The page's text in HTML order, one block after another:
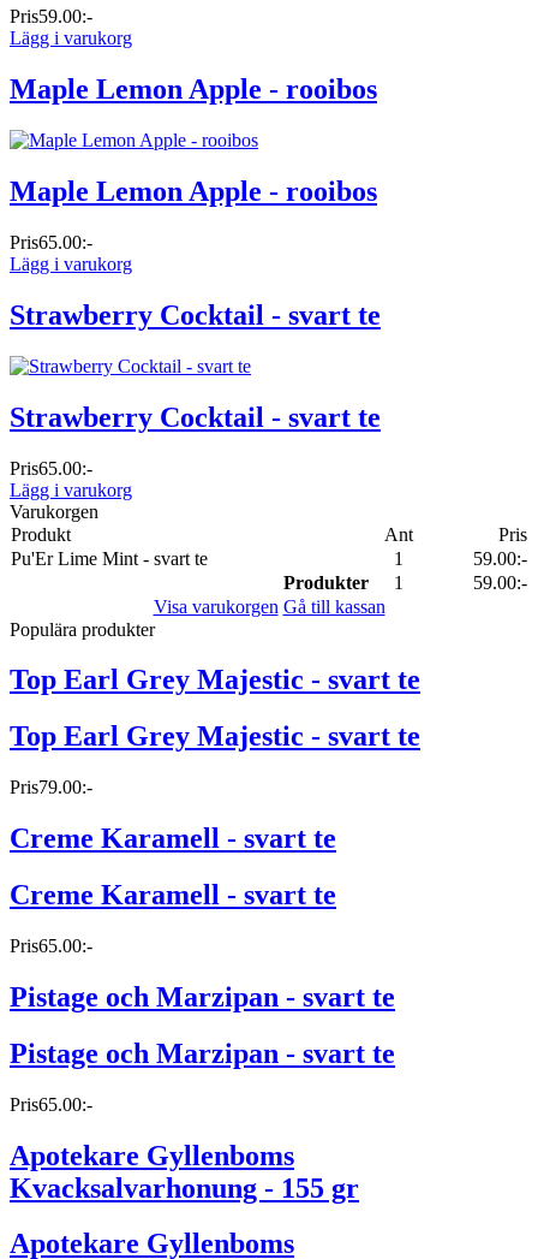
Pris59.00:-
Lägg i varukorg
Maple Lemon Apple - rooibos
Maple Lemon Apple - rooibos
Pris65.00:-
Lägg i varukorg
Strawberry Cocktail - svart te
Strawberry Cocktail - svart te
Pris65.00:-
Lägg i varukorg
Varukorgen
Produkt
Ant
Pris
Pu'Er Lime Mint - svart te
1
59.00:-
Produkter
1
59.00:-
Visa varukorgen Gå till kassan
Populära produkter
Top Earl Grey Majestic - svart te
Top Earl Grey Majestic - svart te
Pris79.00:-
Creme Karamell - svart te
Creme Karamell - svart te
Pris65.00:-
Pistage och Marzipan - svart te
Pistage och Marzipan - svart te
Pris65.00:-
Apotekare Gyllenboms
Kvacksalvarhonung - 155 gr
Apotekare Gyllenboms